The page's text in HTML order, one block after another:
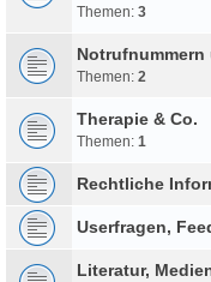
Themen: 3
Themen: 2
Therapie & Co.
Themen: 1
Rechtliche
Userfragen,
Literatur,